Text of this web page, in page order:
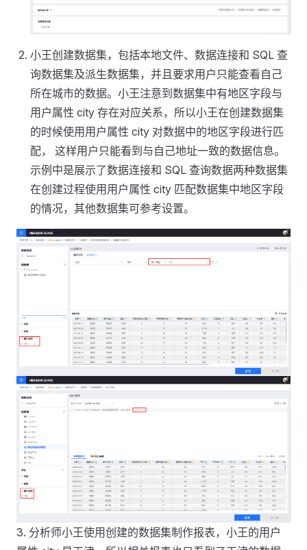
小王创建数据集，包括本地文件、数据连接和 SQL 查
询数据集及派生数据集，并且要求用户只能查看自己
所在城市的数据。小王注意到数据集中有地区字段与
用户属性 city 存在对应关系，所以小王在创建数据集
的时候使用用户属性 city 对数据中的地区字段进行匹
配， 这样用户只能看到与自己地址一致的数据信息。
示例中是展示了数据连接和 SQL 查询数据两种数据集
在创建过程使用用户属性 city 匹配数据集中地区字段
的情况，其他数据集可参考设置。
3. 分析师小王使用创建的数据集制作报表，小王的用户